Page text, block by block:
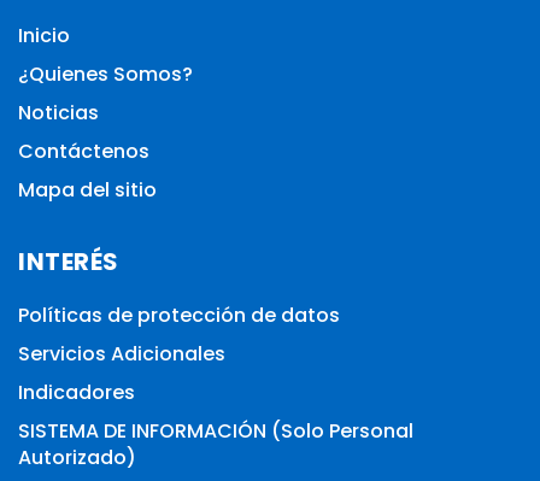
Inicio
¿Quienes Somos?
Noticias
Contáctenos
Mapa del sitio
INTERÉS
Políticas de protección de datos
Servicios Adicionales
Indicadores
SISTEMA DE INFORMACIÓN (Solo Personal
Autorizado)